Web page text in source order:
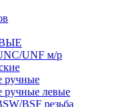
UNF м/р
ручные
ручные левые
BSF резьба